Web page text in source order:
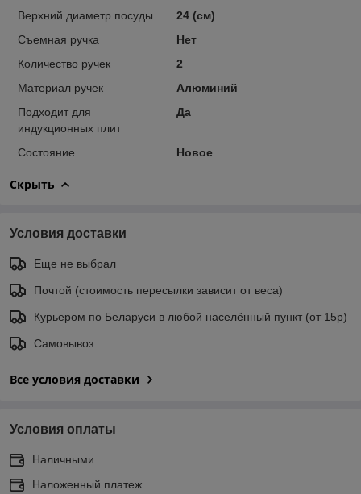
Верхний диаметр посуды
24 (см)
Съемная ручка
Нет
Количество ручек
2
Материал ручек
Алюминий
Подходит для
индукционных плит
Да
Состояние Новое
Скрыть
Условия доставки
Еще не выбрал
Почтой (стоимость пересылки зависит от веса)
Курьером по Беларуси в любой населённый пункт (от 15р)
Самовывоз
Все условия доставки
Условия оплаты
Наличными
Наложенный платеж